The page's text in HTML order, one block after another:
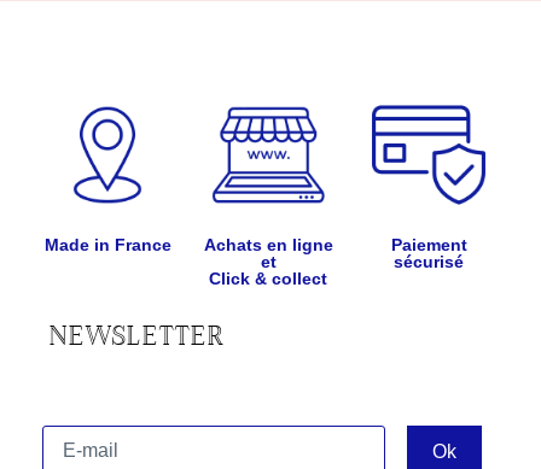
Made in France
Achats en ligne
et
Click & collect
Paiement
sécurisé
NEWSLETTER